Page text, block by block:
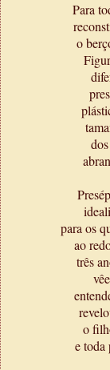
Para
o
para os
ao
três
o
e toda